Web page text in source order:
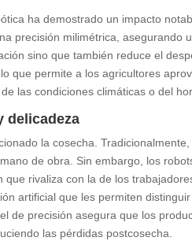
ha demostrado un impacto
precisión milimétrica, asegurando
sino que también reduce el
que permite a los agricultores
las condiciones climáticas o del
delicadeza
la cosecha.
de obra. Sin embargo, los
que rivaliza con la de los
artificial que les permiten
de precisión asegura que los
las pérdidas postcosecha.